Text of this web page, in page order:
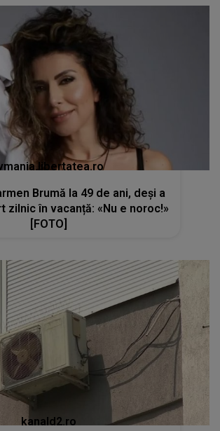
Brumă la 49 de ani, deși a
zilnic în vacanță: «Nu e noroc!»
[FOTO]
kanald2.ro